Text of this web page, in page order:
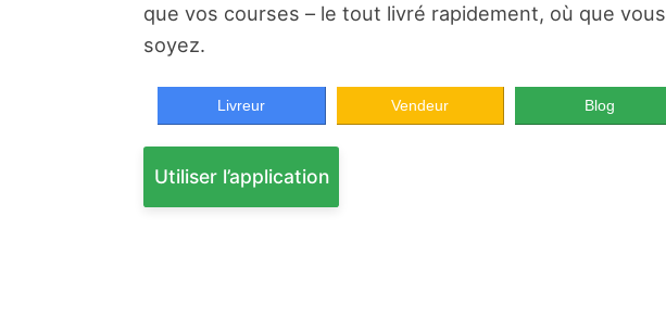
que vos courses – le tout livré rapidement, où que vous
soyez.
Livreur Vendeur Blog
Utiliser l’application